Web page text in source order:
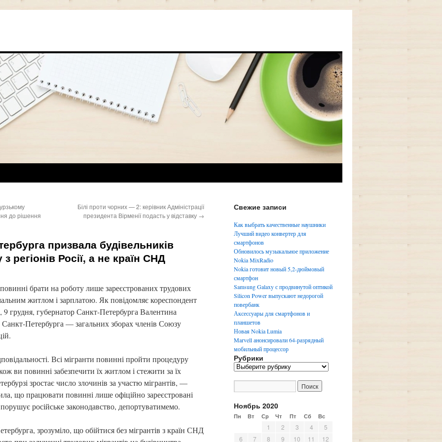
до рішення
Білі проти чорних — 2: керівник Адміністрації
президента Вірменії подасть у відставку →
призвала будівельників
регіонів Росії, а не країн СНД
брати на роботу лише зареєстрованих трудових
житлом і зарплатою. Як повідомляє кореспондент
грудня, губернатор Санкт-Петербурга Валентина
Санкт-Петербурга — загальних зборах членів Союзу
Всі мігранти повинні пройти процедуру
ви повинні забезпечити їх житлом і стежити за їх
зростає число злочинів за участю мігрантів, —
що працювати повинні лише офіційно зареєстровані
російське законодавство, депортуватимемо.
зрозуміло, що обійтися без мігрантів з країн СНД
Свежие записи
Как выбрать качественные наушники
Лучший видео конвертер для
смартфонов
Обновилось музыкальное приложение
Nokia MixRadio
Nokia готовит новый 5,2-дюймовый
смартфон
Samsung Galaxy с продвинутой оптикой
Silicon Power выпускают недорогой
повербанк
Аксессуары для смартфонов и
планшетов
Новая Nokia Lumia
Marvell анонсировали 64-разрядный
мобильный процессор
Рубрики
Р
р
и
к
и
Ноябрь 2020
Пн Вт Ср Чт Пт Сб Вс
1 2 3 4
5
6
7 8 9 10 11 12